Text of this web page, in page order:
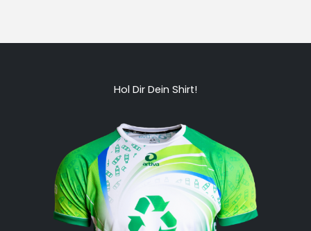
Hol Dir Dein Shirt!